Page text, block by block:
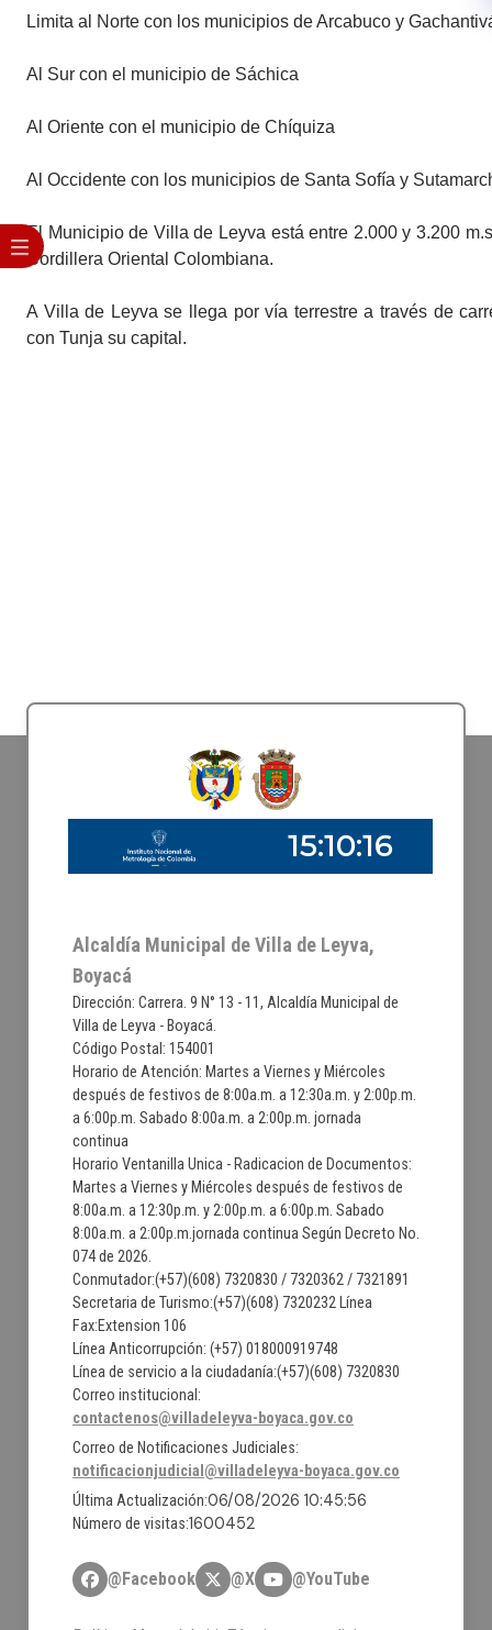
Limita al Norte con los municipios de Arcabuco y
Al Sur con el municipio de Sáchica
Al Oriente con el municipio de Chíquiza
Al Occidente con los municipios de Santa Sofía y
El Municipio de Villa de Leyva está entre 2.000 y 3.200
Cordillera Oriental Colombiana.
A Villa de Leyva se llega por vía terrestre a través de
con Tunja su capital.
Alcaldía Municipal de Villa de Leyva,
Boyacá
Dirección: Carrera. 9 N° 13 - 11, Alcaldía Municipal de
Villa de Leyva - Boyacá.
Código Postal: 154001
Horario de Atención: Martes a Viernes y Miércoles
después de festivos de 8:00a.m. a 12:30a.m. y 2:00p.m.
a 6:00p.m. Sabado 8:00a.m. a 2:00p.m. jornada
continua
Horario Ventanilla Unica - Radicacion de Documentos:
Martes a Viernes y Miércoles después de festivos de
8:00a.m. a 12:30p.m. y 2:00p.m. a 6:00p.m. Sabado
8:00a.m. a 2:00p.m.jornada continua Según Decreto No.
074 de 2026.
Conmutador:(+57)(608) 7320830 / 7320362 / 7321891
Secretaria de Turismo:(+57)(608) 7320232 Línea
Fax:Extension 106
Línea Anticorrupción: (+57) 018000919748
Línea de servicio a la ciudadanía:(+57)(608) 7320830
Correo institucional:
contactenos@villadeleyva-boyaca.gov.co
Correo de Notificaciones Judiciales:
notificacionjudicial@villadeleyva-boyaca.gov.co
Última Actualización:06/08/2026 10:45:56
Número de visitas:1600452
@Facebook @X @YouTube